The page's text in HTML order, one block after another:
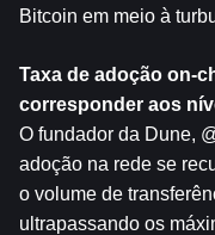
Bitcoin em meio à
Taxa de adoção on-
corresponder aos
O fundador da Dune,
adoção na rede se
o volume de
ultrapassando os